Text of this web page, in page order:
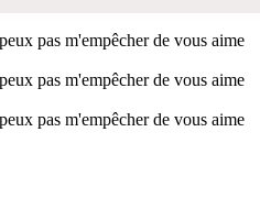
pas m'empêcher de vous aime
pas m'empêcher de vous aime
pas m'empêcher de vous aime